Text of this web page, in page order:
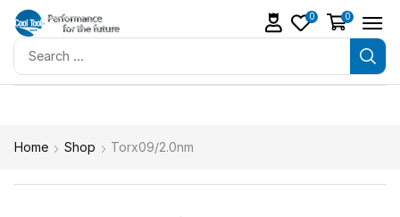
0 0
Home Shop Torx09/2.0nm